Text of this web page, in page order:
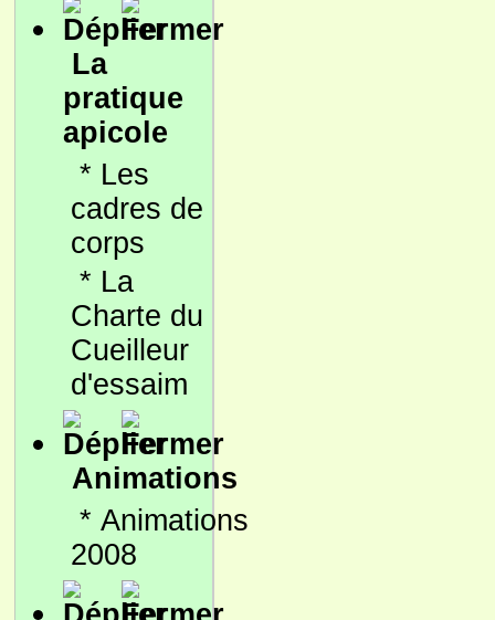
La
pratique
apicole
* Les
cadres de
corps
* La
Charte du
Cueilleur
d'essaim
Animations
* Animations
2008